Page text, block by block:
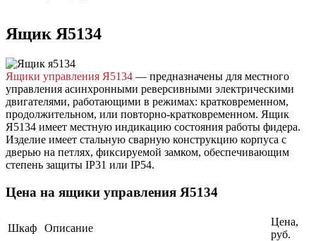
Ящик Я5134
Ящики управления Я5134 — предназначены для местного
управления асинхронными реверсивными электрическими
двигателями, работающими в режимах: кратковременном,
продолжительном, или повторно-кратковременном. Ящик
Я5134 имеет местную индикацию состояния работы фидера.
Изделие имеет стальную сварную конструкцию корпуса с
дверью на петлях, фиксируемой замком, обеспечивающим
степень защиты IР31 или IP54.
Цена на ящики управления Я5134
Шкаф Описание
Цена,
руб.